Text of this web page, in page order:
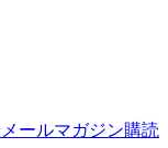
メールマガジン購読